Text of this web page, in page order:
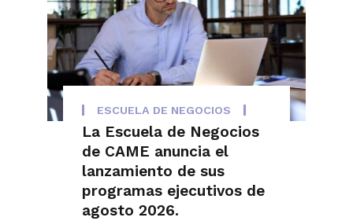
ESCUELA DE NEGOCIOS
La Escuela de Negocios
de CAME anuncia el
lanzamiento de sus
programas ejecutivos de
agosto 2026.